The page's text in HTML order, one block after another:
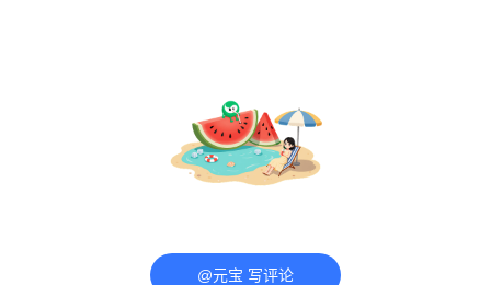
@元宝 写评论